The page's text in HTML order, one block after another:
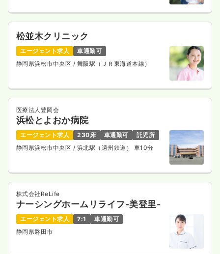
松並木クリニック
エージェント求人
車通勤可
静岡県浜松市中央区 / 舞阪駅（ＪＲ東海道本線）
医療法人豊岡会
浜松とよおか病院
エージェント求人 230床 車通勤可
託児所
静岡県浜松市中央区 / 浜北駅（遠州鉄道） 車10分
株式会社ReLife
ナーシングホームリライフ-美登里-
エージェント求人 7:1
車通勤可
静岡県磐田市